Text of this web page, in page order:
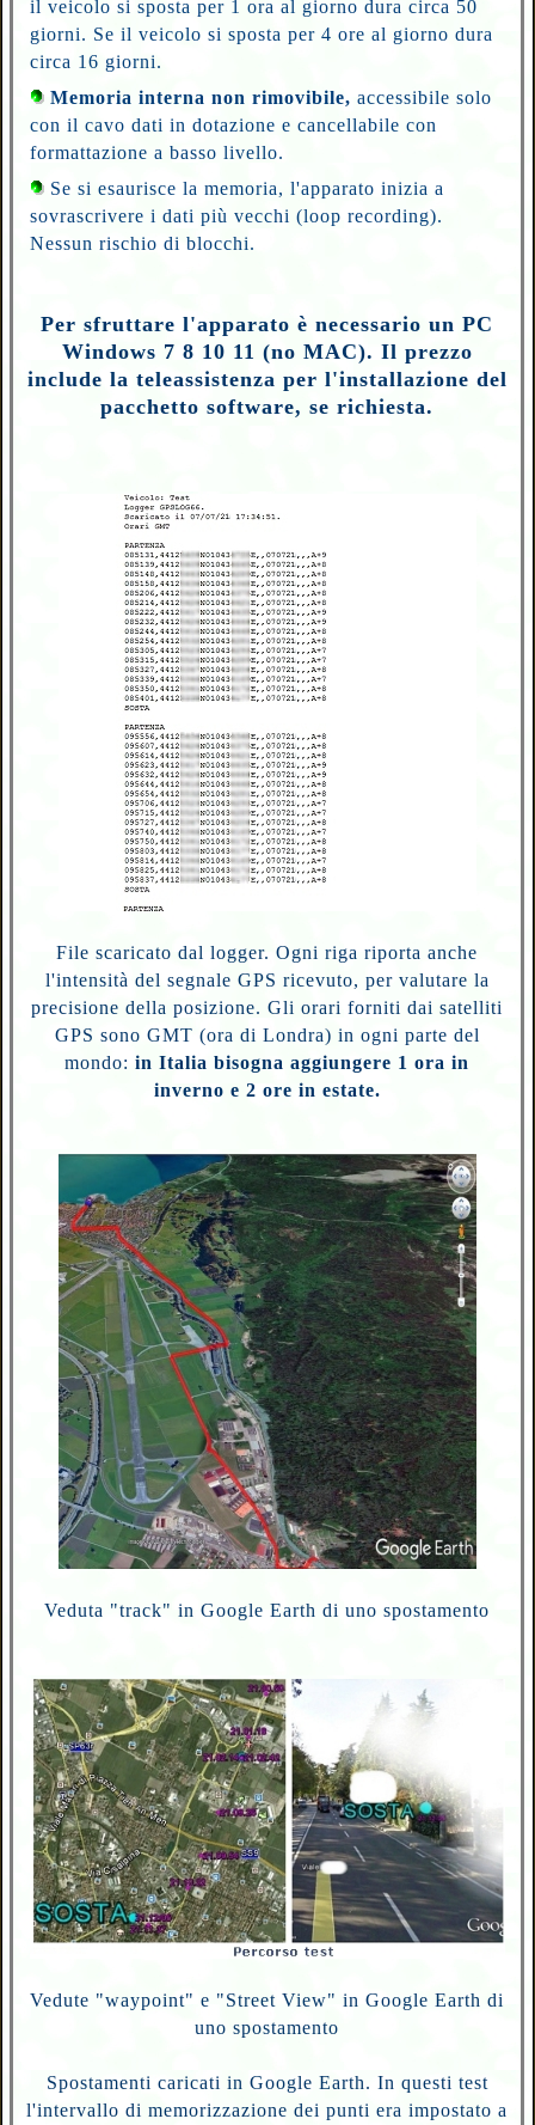
il veicolo si sposta per 1 ora al giorno dura circa 50
giorni. Se il veicolo si sposta per 4 ore al giorno dura
circa 16 giorni.
Memoria interna non rimovibile,accessibile solo
con il cavo dati in dotazione e cancellabile con
formattazione a basso livello.
Se si esaurisce la memoria, l'apparato inizia a
sovrascrivere i dati più vecchi (loop recording).
Nessun rischio di blocchi.
Per sfruttare l'apparato è necessario un PC
Windows 7 8 10 11 (no MAC). Il prezzo
include la teleassistenza per l'installazione del
pacchetto software, se richiesta.
File scaricato dal logger.Ogni riga riporta anche
l'intensità del segnale GPS ricevuto, per valutare la
precisione della posizione. Gli orari forniti dai satelliti
GPS sono GMT (ora di Londra) in ogni parte del
mondo: in Italia bisogna aggiungere 1 ora in
inverno e 2 ore in estate.
Veduta "track" in Google Earth di uno spostamento
Vedute "waypoint" e "Street View" in Google Earth di
uno spostamento
Spostamenti caricati in Google Earth. In questi test
l'intervallo di memorizzazione dei punti era impostato a